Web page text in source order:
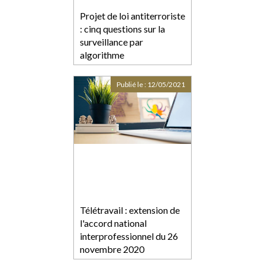
Projet de loi antiterroriste
: cinq questions sur la
surveillance par
algorithme
Télétravail : extension de
l'accord national
interprofessionnel du 26
novembre 2020
Publié le : 12/05/2021